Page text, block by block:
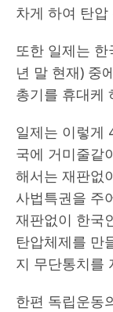
차게 하여 탄
또한 일제는
년 말 현재) 중
총기를 휴대케
일제는 이렇게
국에 거미줄같
해서는 재판없
사법특권을 주
재판없이 한국
탄압체제를 만
지 무단통치를
한편 독립운동